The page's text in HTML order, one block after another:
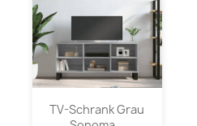
TV-Schrank Grau